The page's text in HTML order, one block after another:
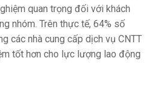
quan trọng đối với khách
nhóm. Trên thực tế, 64% số
các nhà cung cấp dịch vụ CNTT
tốt hơn cho lực lượng lao động